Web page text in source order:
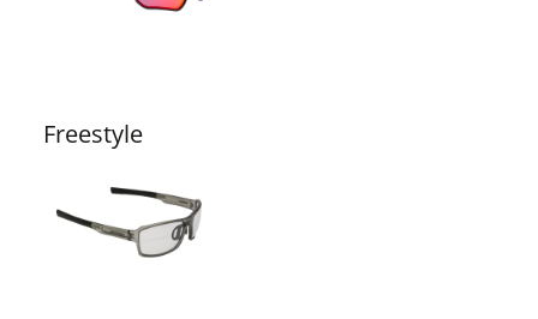
Freestyle